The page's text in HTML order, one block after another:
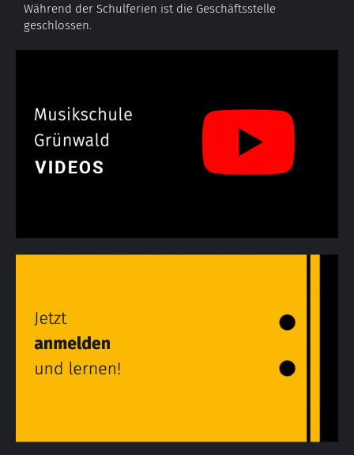
Während der Schulferien ist die Geschäftsstelle
geschlossen.